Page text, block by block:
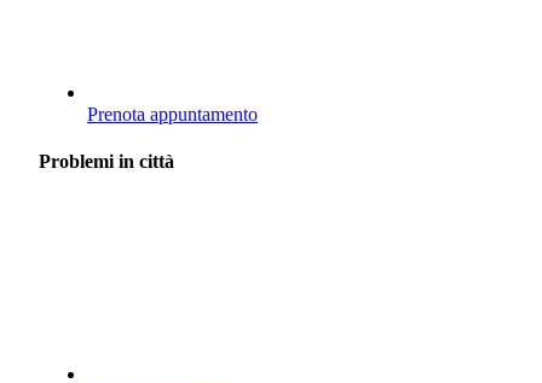
Prenota appuntamento
Problemi in città